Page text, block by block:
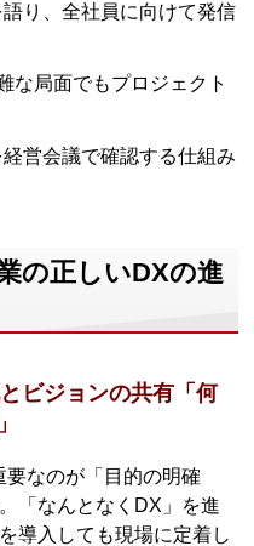
り、全社員に向けて発信
な局面でもプロジェクト
営会議で確認する仕組み
の正しいDXの進
ビジョンの共有「何
なのが「目的の明確
「なんとなくDX」を進
導入しても現場に定着し